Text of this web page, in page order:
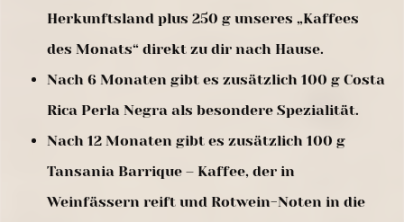
Herkunftsland plus 250 g unseres „Kaffees
des Monats“ direkt zu dir nach Hause.
Nach 6 Monaten gibt es zusätzlich 100 g Costa
Rica Perla Negra als besondere Spezialität.
Nach 12 Monaten gibt es zusätzlich 100 g
Tansania Barrique – Kaffee, der in
Weinfässern reift und Rotwein-Noten in die